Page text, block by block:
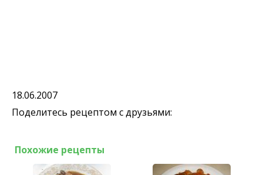
18.06.2007
Поделитесь рецептом с друзьями:
Похожие рецепты